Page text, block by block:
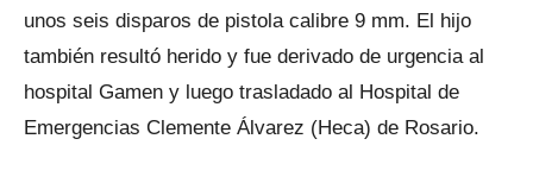
unos seis disparos de pistola calibre 9 mm. El hijo
también resultó herido y fue derivado de urgencia al
hospital Gamen y luego trasladado al Hospital de
Emergencias Clemente Álvarez (Heca) de Rosario.